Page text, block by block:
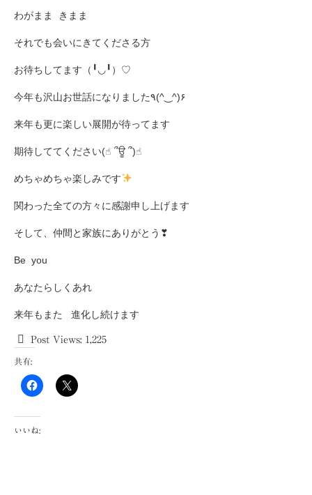
わがまま きまま
それでも会いにきてくださる方
お待ちしてます（╹◡╹）♡
今年も沢山お世話になりました٩(^‿^)۶
来年も更に楽しい展開が待ってます
期待しててください(☝︎ ՞ਊ ՞)☝︎
めちゃめちゃ楽しみです
関わった全ての方々に感謝申し上げます
そして、仲間と家族にありがとう❣
Be you
あなたらしくあれ
来年もまた 進化し続けます
Post Views: 1,225
共有:
いいね: